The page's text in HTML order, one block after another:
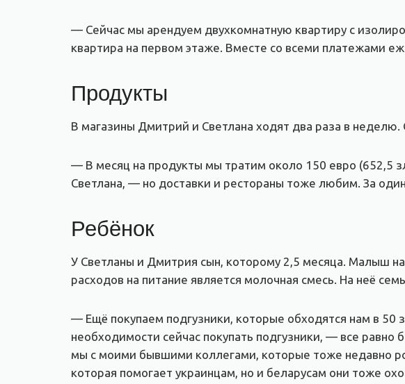
— Сейчас мы арендуем двухкомнатную квартиру с
квартира на первом этаже. Вместе со всеми платежами
Продукты
В магазины Дмитрий и Светлана ходят два раза в
— В месяц на продукты мы тратим около 150 евро (652,5
Светлана, — но доставки и рестораны тоже любим. За
Ребёнок
У Светланы и Дмитрия сын, которому 2,5 месяца. Малыш
расходов на питание является молочная смесь. На неё
— Ещё покупаем подгузники, которые обходятся нам в 50
необходимости сейчас покупать подгузники, — все
мы с моими бывшими коллегами, которые тоже недавно
которая помогает украинцам, но и беларусам они тоже